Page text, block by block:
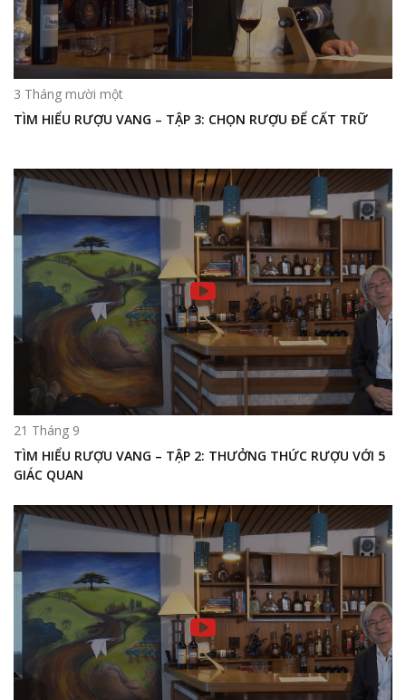
3 Tháng mười một
TÌM HIỂU RƯỢU VANG – TẬP 3: CHỌN RƯỢU ĐỂ CẤT TRỮ
21 Tháng 9
TÌM HIỂU RƯỢU VANG – TẬP 2: THƯỞNG THỨC RƯỢU VỚI 5
GIÁC QUAN